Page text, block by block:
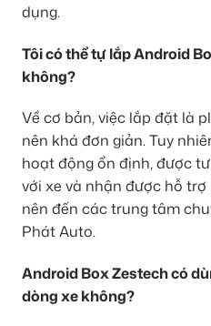
dụng.
Tôi có thể tự lắp Android
không?
Về cơ bản, việc lắp đặt là
nên khá đơn giản. Tuy
hoạt động ổn định, được
với xe và nhận được hỗ
nên đến các trung tâm
Phát Auto.
Android Box Zestech có
dòng xe không?